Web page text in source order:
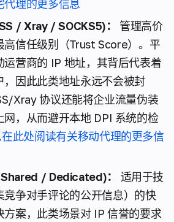
代理的更多信息
/ Xray / SOCKS5)：
管理高价
高信任级别（Trust Score）。平
运营商的 IP 地址，其背后代表着
，因此此类地址永远不会被封
Xray 协议还能将企业流量伪装
网，从而避开本地 DPI 系统的检
此处阅读有关移动代理的更多信
/ Dedicated)：
适用于技
竞争对手评论的公开信息）的快
方案，此类场景对 IP 信誉的要求